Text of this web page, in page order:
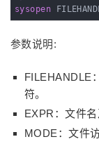
sysopen
参数说明:
FILEHANDLE
符。
EXPR：文件名
MODE：文件